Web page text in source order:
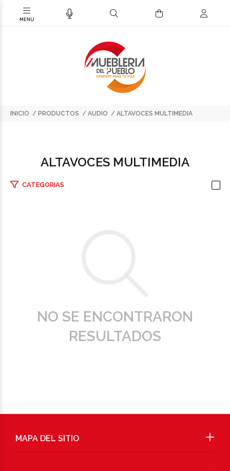
INICIO PRODUCTOS AUDIO ALTAVOCES MULTIMEDIA
ALTAVOCES MULTIMEDIA
CATEGORIAS
NO SE ENCONTRARON
RESULTADOS
MAPA DEL SITIO